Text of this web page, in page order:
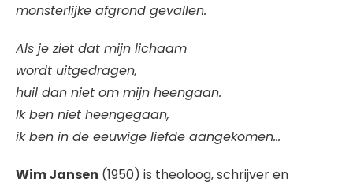
monsterlijke afgrond gevallen.
Als je ziet dat mijn lichaam
wordt uitgedragen,
huil dan niet om mijn heengaan.
Ik ben niet heengegaan,
ik ben in de eeuwige liefde aangekomen…
Wim Jansen (1950) is theoloog, schrijver en